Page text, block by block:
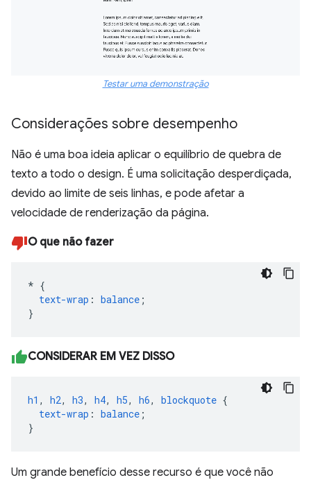
Testar uma demonstração
Considerações sobre desempenho
Não é uma boa ideia aplicar o equilíbrio de quebra de
texto a todo o design. É uma solicitação desperdiçada,
devido ao limite de seis linhas, e pode afetar a
velocidade de renderização da página.
O que não fazer
* {
text-wrap : balance ;
}
CONSIDERAR EM VEZ DISSO
h1 , h2, h3, h4, h5, h6, blockquote {
text-wrap : balance ;
}
Um grande benefício desse recurso é que você não